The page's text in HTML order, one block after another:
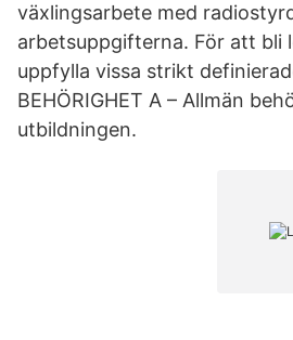
växlingsarbete med
arbetsuppgifterna. För att bli
uppfylla vissa strikt
BEHÖRIGHET A – Allmän
utbildningen.